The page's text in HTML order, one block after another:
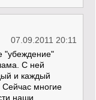
07.09.2011 20:11
"убеждение"
С ней
и каждый
многие
наши